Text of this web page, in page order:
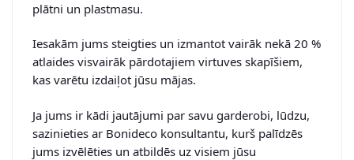
plātni un plastmasu.
Iesakām jums steigties un izmantot vairāk nekā 20 %
atlaides visvairāk pārdotajiem virtuves skapīšiem,
kas varētu izdaiļot jūsu mājas.
Ja jums ir kādi jautājumi par savu garderobi, lūdzu,
sazinieties ar Bonideco konsultantu, kurš palīdzēs
jums izvēlēties un atbildēs uz visiem jūsu